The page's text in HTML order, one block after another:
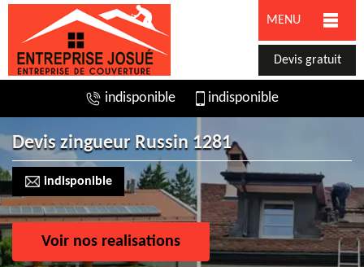
MENU
Devis gratuit
indisponible indisponible
Devis zingueur Russin 1281
indisponible
Voir nos realisations